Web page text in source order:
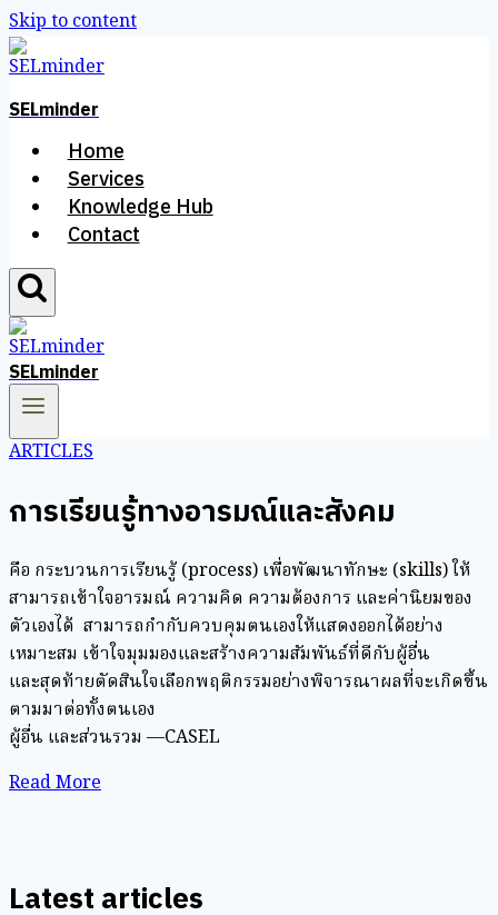
Skip to content
SELminder
Home
Services
Knowledge Hub
Contact
SELminder
ARTICLES
การเรียนรู้ทางอารมณ์และสังคม
คือ กระบวนการเรียนรู้ (process) เพื่อพัฒนาทักษะ (skills) ให้
สามารถเข้าใจอารมณ์ ความคิด ความต้องการ และค่านิยมของ
ตัวเองได้ สามารถกำกับควบคุมตนเองให้แสดงออกได้อย่าง
เหมาะสม เข้าใจมุมมองและสร้างความสัมพันธ์ที่ดีกับผู้อื่น
และสุดท้ายตัดสินใจเลือกพฤติกรรมอย่างพิจารณาผลที่จะเกิดขึ้น
ตามมาต่อทั้งตนเอง
ผู้อื่น และส่วนรวม —CASEL
Read More
Latest articles